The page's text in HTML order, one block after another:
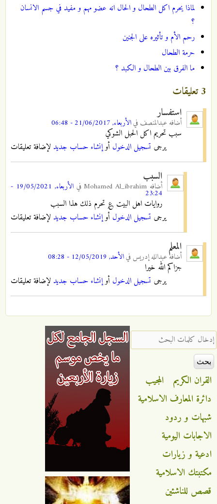
لماذا يحرم اكل الطحال و الحال انه عضو مهم و مفيد في جسم الانسان
؟
رحم الأم و تأثيره على الجنين
حرمة الطحال
ما الفرق بين الطحال و الكبد ؟
3 تعليقات
استفسار
أضافه عبدالمنصف فيالأربعاء, 21/06/2017 - 06:48
سبب تحريم اكل الحبل الشوكي
يرجى تسجيل الدخول أوإنشاء حساب جديد لإضافة تعليقات
السبب
أضافه Mohamed Al_ibrahimفي الأربعاء, 19/05/2021 -
23:24
روايات اهل البيت ؏ تحرم ذلك هذا السبب
يرجى تسجيل الدخول أوإنشاء حساب جديد لإضافة تعليقات
المعلم
أضافه عبدالله إدريس فيالأحد, 12/05/2019 - 08:28
جزاكم الله خيرا
يرجى تسجيل الدخول أوإنشاء حساب جديد لإضافة تعليقات
‏إدخال كلمات البحث ‏
القران الكريم
المجيب
دائرة المعارف الاسلامية
شبهات و ردود
الاجابات اليومية
ادعية و زيارات
مكتبتك الاسلامية
قصص للناشئين